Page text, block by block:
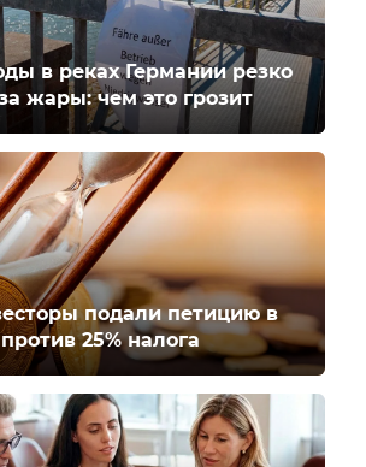
в реках Германии резко
жары: чем это грозит
подали петицию в
25% налога